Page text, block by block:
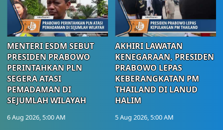
MENTERI ESDM SEBUT
PRESIDEN PRABOWO
PERINTAHKAN PLN
SEGERA ATASI
PEMADAMAN DI
SEJUMLAH WILAYAH
6 Aug 2026, 5:00 AM
AKHIRI LAWATAN
KENEGARAAN, PRESIDEN
PRABOWO LEPAS
KEBERANGKATAN PM
THAILAND DI LANUD
HALIM
5 Aug 2026, 5:00 AM